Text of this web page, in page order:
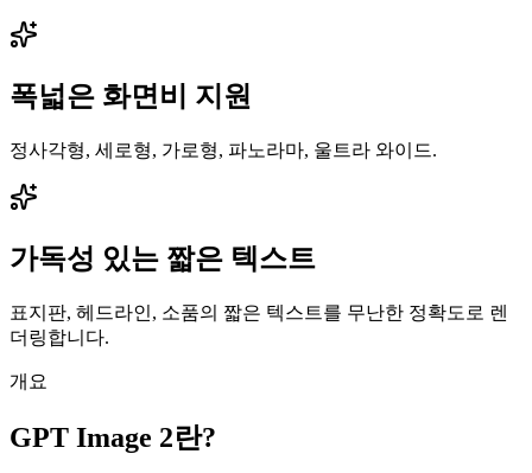
폭넓은 화면비 지원
정사각형, 세로형, 가로형, 파노라마, 울트라 와이드.
가독성 있는 짧은 텍스트
표지판, 헤드라인, 소품의 짧은 텍스트를 무난한 정확도로 렌
더링합니다.
개요
GPT Image 2란?